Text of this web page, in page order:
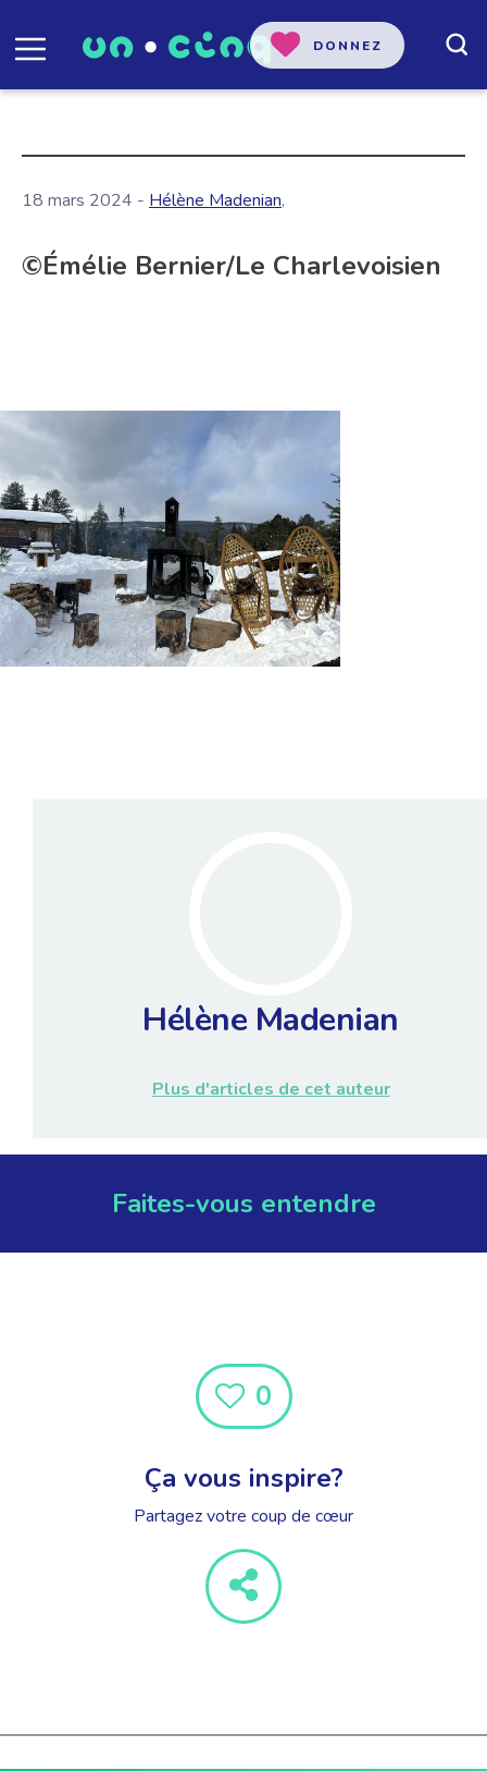
DONNEZ
18 mars 2024 - Hélène Madenian,
©Émélie Bernier/Le Charlevoisien
Hélène Madenian
Plus d'articles de cet auteur
Faites-vous entendre
0
Ça vous inspire?
Partagez votre coup de cœur